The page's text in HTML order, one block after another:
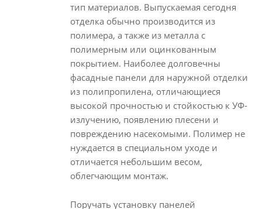
тип материалов. Выпускаемая сегодня
отделка обычно производится из
полимера, а также из металла с
полимерным или оцинкованным
покрытием. Наиболее долговечны
фасадные панели для наружной отделки
из полипропилена, отличающиеся
высокой прочностью и стойкостью к УФ-
излучению, появлению плесени и
повреждению насекомыми. Полимер не
нуждается в специальном уходе и
отличается небольшим весом,
облегчающим монтаж.
Поручать установку панелей